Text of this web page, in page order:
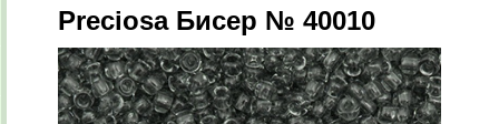
Preciosa Бисер № 40010